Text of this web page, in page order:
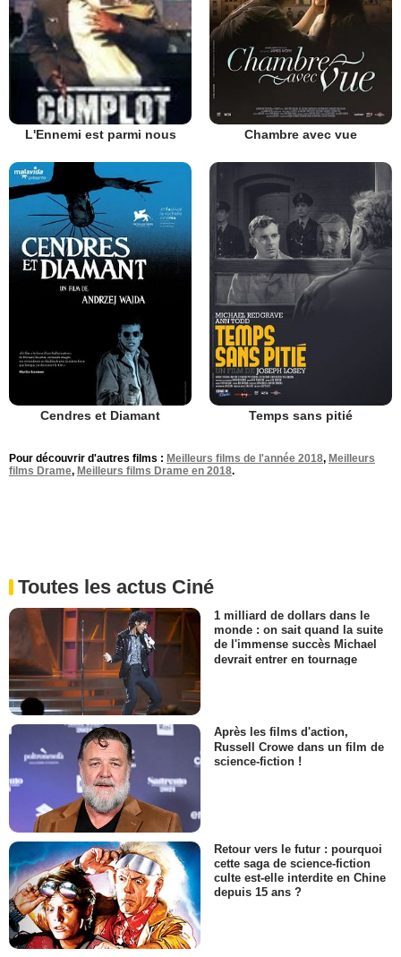
L'Ennemi est parmi nous Chambre avec vue
Cendres et Diamant Temps sans pitié
Pour découvrir d'autres films : Meilleurs films de l'année 2018, Meilleurs
films Drame, Meilleurs films Drame en 2018.
Toutes les actus Ciné
1 milliard de dollars dans le
monde : on sait quand la suite
de l'immense succès Michael
devrait entrer en tournage
Après les films d'action,
Russell Crowe dans un film de
science-fiction !
Retour vers le futur : pourquoi
cette saga de science-fiction
culte est-elle interdite en Chine
depuis 15 ans ?